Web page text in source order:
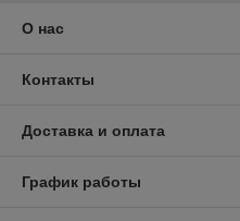
О нас
Контакты
Доставка и оплата
График работы